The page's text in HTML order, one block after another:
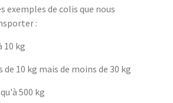
exemples de colis que nous
:
10 kg
de 10 kg mais de moins de 30 kg
500 kg